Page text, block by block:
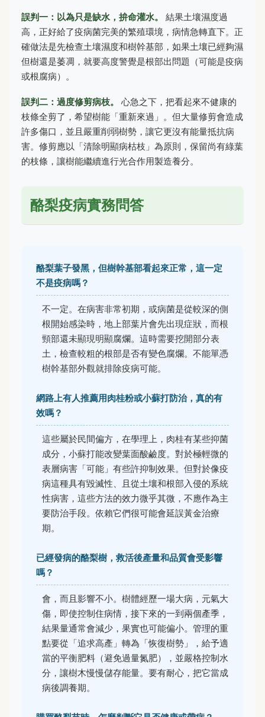
誤判一：以為只是缺水，拚命灌水。
結果土壤濕度過
高，正好給了疫病菌完美的繁殖環境，病情急轉直下。正
確做法是先檢查土壤濕度和樹幹基部，如果土壤已經夠濕
但樹還是萎凋，就要高度警覺是根部出問題（可能是疫病
或根腐病）。
誤判二：過度修剪病枝。
心急之下，把看起來不健康的
枝條全剪了，希望樹能「重新來過」。但大量修剪會造成
許多傷口，並且嚴重削弱樹勢，讓它更沒有能量抵抗病
害。修剪應以「清除明顯病枯枝」為原則，保留尚有綠葉
的枝條，讓樹能繼續進行光合作用製造養分。
酪梨疫病實務問答
酪梨葉子發黑，但樹幹基部看起來正常，這一定
不是疫病嗎？
不一定。在病害非常初期，或病菌是從較深的側
根開始感染時，地上部葉片會先出現症狀，而根
頸部還未顯現明顯腐爛。這時需要挖開部分表
土，檢查較粗的根部是否有變色腐爛。不能單憑
樹幹基部外觀就排除疫病可能。
網路上有人推薦用肉桂粉或小蘇打防治，真的有
效嗎？
這些屬於民間偏方，在學理上，肉桂有某些抑菌
成分，小蘇打能改變葉面酸鹼度。對於極輕微的
表層病害「可能」有些許抑制效果。但對於像疫
病這種具有毀滅性、且從土壤和根部入侵的系統
性病害，這些方法的效力微乎其微，不應作為主
要防治手段。依賴它們很可能會延誤黃金治療
期。
已經發病的酪梨樹，救活後產量和品質會受影響
嗎？
會，而且影響不小。樹體經歷一場大病，元氣大
傷，即使控制住病情，接下來的一到兩個產季，
結果量通常會減少，果實也可能偏小。管理的重
點要從「追求高產」轉為「恢復樹勢」，給予適
當的平衡肥料（避免過量氮肥），並嚴格控制水
分，讓樹木慢慢儲存能量。要有耐心，把它當成
病後調養期。